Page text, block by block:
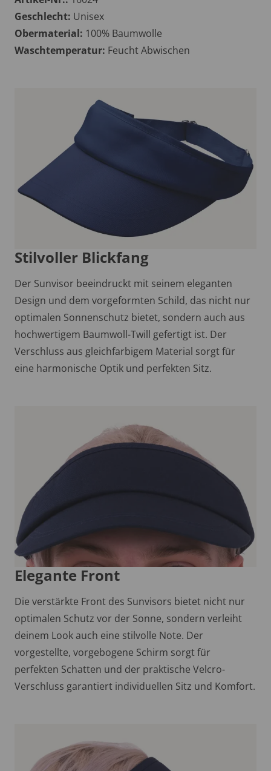
Geschlecht: Unisex
Obermaterial: 100% Baumwolle
Waschtemperatur: Feucht Abwischen
Stilvoller Blickfang
Der Sunvisor beeindruckt mit seinem eleganten
Design und dem vorgeformten Schild, das nicht nur
optimalen Sonnenschutz bietet, sondern auch aus
hochwertigem Baumwoll-Twill gefertigt ist. Der
Verschluss aus gleichfarbigem Material sorgt für
eine harmonische Optik und perfekten Sitz.
Elegante Front
Die verstärkte Front des Sunvisors bietet nicht nur
optimalen Schutz vor der Sonne, sondern verleiht
deinem Look auch eine stilvolle Note. Der
vorgestellte, vorgebogene Schirm sorgt für
perfekten Schatten und der praktische Velcro-
Verschluss garantiert individuellen Sitz und Komfort.